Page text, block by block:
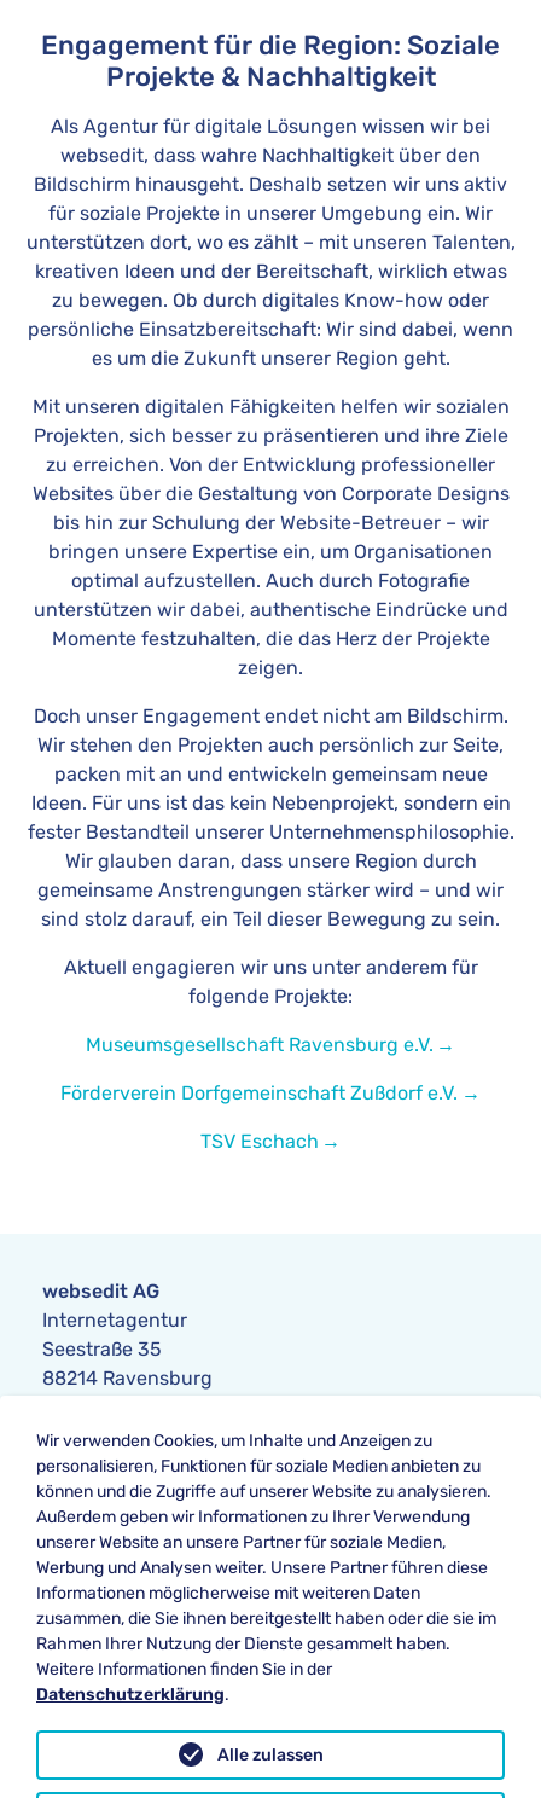
Engagement für die Region: Soziale
Projekte & Nachhaltigkeit
Als Agentur für digitale Lösungen wissen wir bei
websedit, dass wahre Nachhaltigkeit über den
Bildschirm hinausgeht. Deshalb setzen wir uns aktiv
für soziale Projekte in unserer Umgebung ein. Wir
unterstützen dort, wo es zählt – mit unseren Talenten,
kreativen Ideen und der Bereitschaft, wirklich etwas
zu bewegen. Ob durch digitales Know-how oder
persönliche Einsatzbereitschaft: Wir sind dabei, wenn
es um die Zukunft unserer Region geht.
Mit unseren digitalen Fähigkeiten helfen wir sozialen
Projekten, sich besser zu präsentieren und ihre Ziele
zu erreichen. Von der Entwicklung professioneller
Websites über die Gestaltung von Corporate Designs
bis hin zur Schulung der Website-Betreuer – wir
bringen unsere Expertise ein, um Organisationen
optimal aufzustellen. Auch durch Fotografie
unterstützen wir dabei, authentische Eindrücke und
Momente festzuhalten, die das Herz der Projekte
zeigen.
Doch unser Engagement endet nicht am Bildschirm.
Wir stehen den Projekten auch persönlich zur Seite,
packen mit an und entwickeln gemeinsam neue
Ideen. Für uns ist das kein Nebenprojekt, sondern ein
fester Bestandteil unserer Unternehmensphilosophie.
Wir glauben daran, dass unsere Region durch
gemeinsame Anstrengungen stärker wird – und wir
sind stolz darauf, ein Teil dieser Bewegung zu sein.
Aktuell engagieren wir uns unter anderem für
folgende Projekte:
Museumsgesellschaft Ravensburg e.V.
Förderverein Dorfgemeinschaft Zußdorf e.V.
TSV Eschach
websedit AG
Internetagentur
Seestraße 35
88214 Ravensburg
Telefon:+49 751 354104-0
Telefax: +49 751 354104-42
E-Mail:anfrage@websedit.de
Datenschutz
Impressum
Unsere Bewertung bei
★★★★★ Google
Wir verwenden Cookies, um Inhalte und Anzeigen zu
personalisieren, Funktionen für soziale Medien anbieten zu
können und die Zugriffe auf unserer Website zu analysieren.
Außerdem geben wir Informationen zu Ihrer Verwendung
unserer Website an unsere Partner für soziale Medien,
Werbung und Analysen weiter. Unsere Partner führen diese
Informationen möglicherweise mit weiteren Daten
zusammen, die Sie ihnen bereitgestellt haben oder die sie im
Rahmen Ihrer Nutzung der Dienste gesammelt haben.
Weitere Informationen finden Sie in der
Datenschutzerklärung.
Alle zulassen